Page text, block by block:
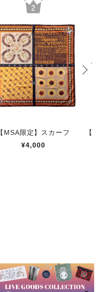
【MSA限定】スカーフ
¥4,000
【